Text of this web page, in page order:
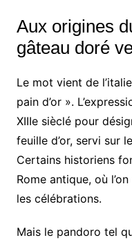
Aux origines
gâteau doré
Le mot vient de
pain d’or ».
XIIIe sièclé pour
feuille d’or, servi sur
Certains historiens
Rome antique, où
les célébrations.
Mais le pandoro tel